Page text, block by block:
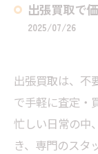
出張買取で
2025/07/26
出張買取は、不
で手軽に査定・
忙しい日常の中
き、専門のスタ